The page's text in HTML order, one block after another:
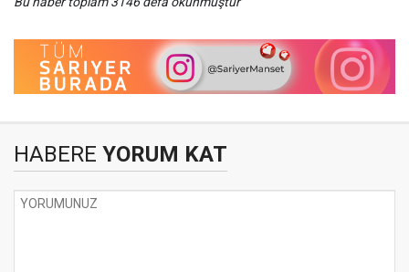
HABERE YORUM KAT